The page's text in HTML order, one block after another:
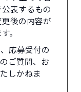
表するもの
後の内容が
。
応募受付の
ご質問、お
しかねま